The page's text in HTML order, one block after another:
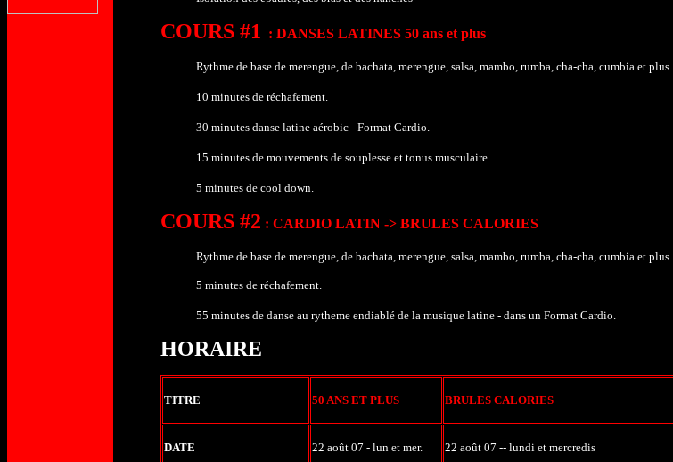
COURS #1 : DANSES LATINES 50 ans et plus
Rythme de base de merengue, de bachata, merengue, salsa, mambo, rumba, cha-cha, cumbia et plus.
10 minutes de réchafement.
30 minutes danse latine aérobic - Format Cardio.
15 minutes de mouvements de souplesse et tonus musculaire.
5 minutes de cool down.
COURS #2 : CARDIO LATIN -> BRULES CALORIES
Rythme de base de merengue, de bachata, merengue, salsa, mambo, rumba, cha-cha, cumbia et plus.
5 minutes de réchafement.
55 minutes de danse au rytheme endiablé de la musique latine - dans un Format Cardio.
HORAIRE
TITRE 50 ANS ET PLUS BRULES CALORIES
DATE 22 août 07 - lun et mer. 22 août 07 -- lundi et mercredis